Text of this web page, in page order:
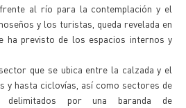
al río para la contemplación y el
y los turistas, queda revelada en
ha previsto de los espacios internos y
que se ubica entre la calzada y el
y hasta ciclovías, así como sectores de
delimitados por una baranda de